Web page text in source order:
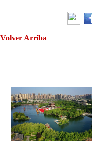
Volver Arriba